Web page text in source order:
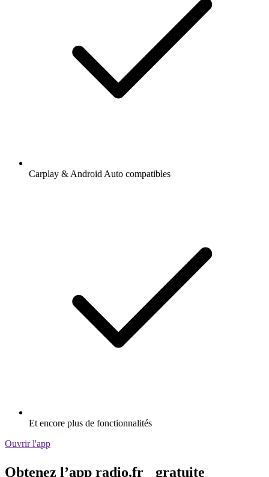
Carplay & Android Auto compatibles
Et encore plus de fonctionnalités
Ouvrir l'app
Obtenez l’app radio.fr gratuite